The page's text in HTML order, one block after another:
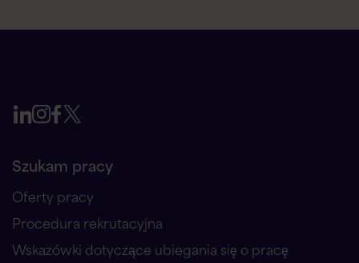
Szukam pracy
Oferty pracy
Procedura rekrutacyjna
Wskazówki dotyczące ubiegania się o pracę